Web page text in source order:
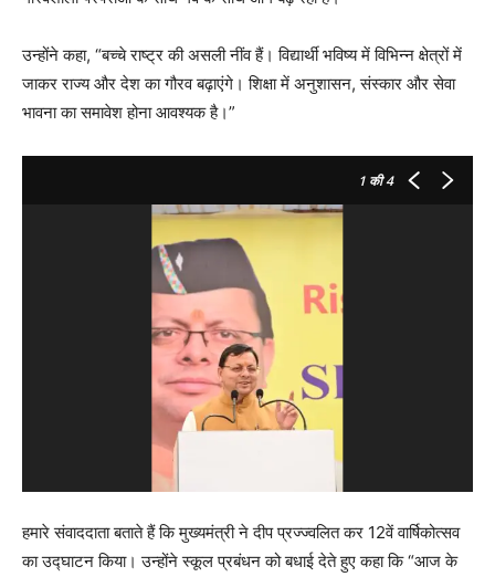
उन्होंने कहा, “बच्चे राष्ट्र की असली नींव हैं। विद्यार्थी भविष्य में विभिन्न क्षेत्रों में
जाकर राज्य और देश का गौरव बढ़ाएंगे। शिक्षा में अनुशासन, संस्कार और सेवा
भावना का समावेश होना आवश्यक है।”
1 की 4
हमारे संवाददाता बताते हैं कि मुख्यमंत्री ने दीप प्रज्ज्वलित कर 12वें वार्षिकोत्सव
का उद्घाटन किया। उन्होंने स्कूल प्रबंधन को बधाई देते हुए कहा कि “आज के